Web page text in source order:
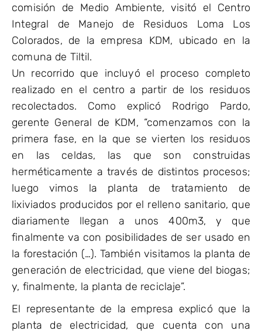
comisión de Medio Ambiente, visitó el Centro
Integral de Manejo de Residuos Loma Los
Colorados, de la empresa KDM, ubicado en la
comuna de Tiltil.
Un recorrido que incluyó el proceso completo
realizado en el centro a partir de los residuos
recolectados. Como explicó Rodrigo Pardo,
gerente General de KDM, “comenzamos con la
primera fase, en la que se vierten los residuos
en las celdas, las que son construidas
herméticamente a través de distintos procesos;
luego vimos la planta de tratamiento de
lixiviados producidos por el relleno sanitario, que
diariamente llegan a unos 400m3, y que
finalmente va con posibilidades de ser usado en
la forestación (…). También visitamos la planta de
generación de electricidad, que viene del biogas;
y, finalmente, la planta de reciclaje”.
El representante de la empresa explicó que la
planta de electricidad, que cuenta con una